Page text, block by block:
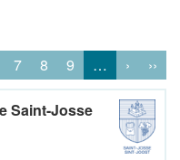
7 8 9 … › ››
Saint-Josse